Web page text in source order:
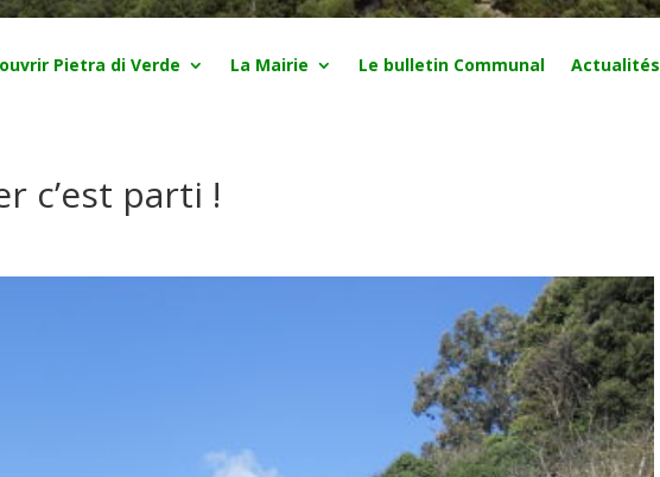
Pietra di Verde La Mairie Le bulletin Communal Actualités
c’est parti !